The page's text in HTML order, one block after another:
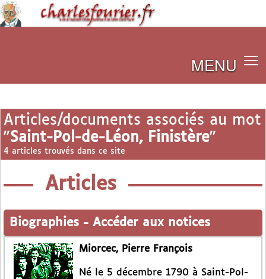
MENU
Articles/documents associés au mot
"Saint-Pol-de-Léon, Finistère"
4 articles trouvés dans ce site
Articles
Biographies - Accéder aux notices
Miorcec, Pierre François
Né le 5 décembre 1790 à Saint-Pol-